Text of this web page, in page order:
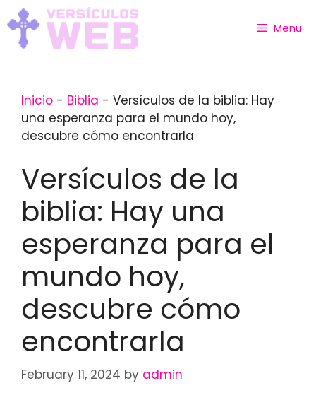
Skip
to
content
Menu
Inicio - Biblia - Versículos de la biblia: Hay
una esperanza para el mundo hoy,
descubre cómo encontrarla
Versículos de la
biblia: Hay una
esperanza para el
mundo hoy,
descubre cómo
encontrarla
February 11, 2024 by admin